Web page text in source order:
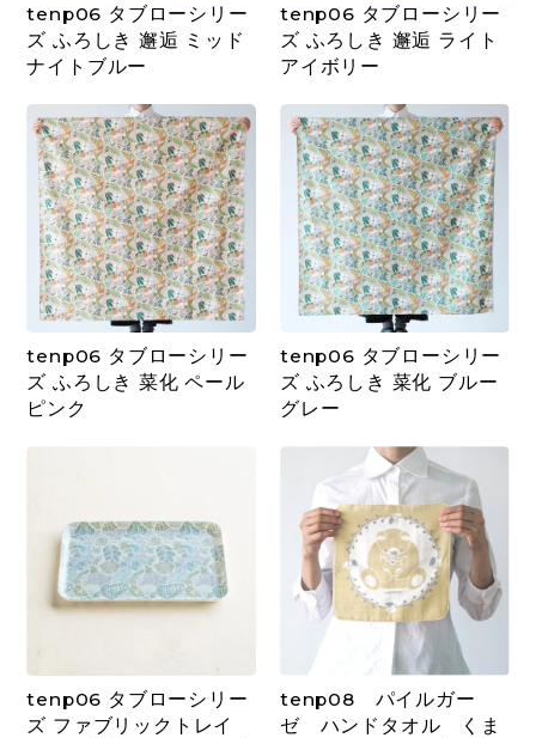
tenp06 タブローシリー
ズ ふろしき 邂逅 ミッド
ナイトブルー
tenp06 タブローシリー
ズ ふろしき 邂逅 ライト
アイボリー
tenp06 タブローシリー
ズ ふろしき 菜化 ペール
ピンク
tenp06 タブローシリー
ズ ふろしき 菜化 ブルー
グレー
tenp06 タブローシリー
ズ ファブリックトレイ
tenp08 パイルガー
ゼ ハンドタオル くま